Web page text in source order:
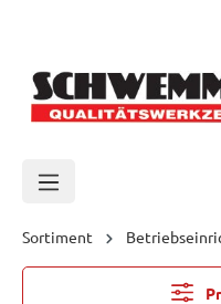
Sortiment